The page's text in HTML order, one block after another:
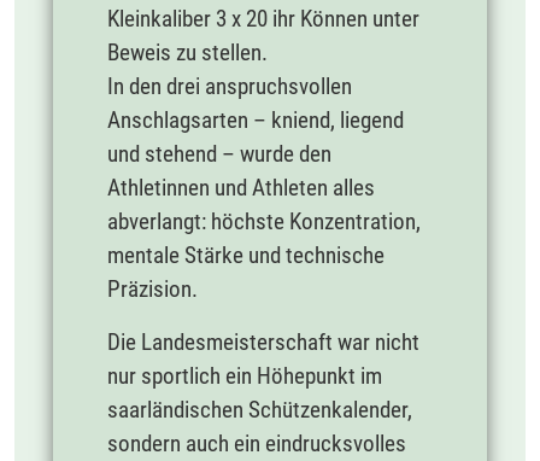
Kleinkaliber 3 x 20 ihr Können unter
Beweis zu stellen.
In den drei anspruchsvollen
Anschlagsarten – kniend, liegend
und stehend – wurde den
Athletinnen und Athleten alles
abverlangt: höchste Konzentration,
mentale Stärke und technische
Präzision.
Die Landesmeisterschaft war nicht
nur sportlich ein Höhepunkt im
saarländischen Schützenkalender,
sondern auch ein eindrucksvolles